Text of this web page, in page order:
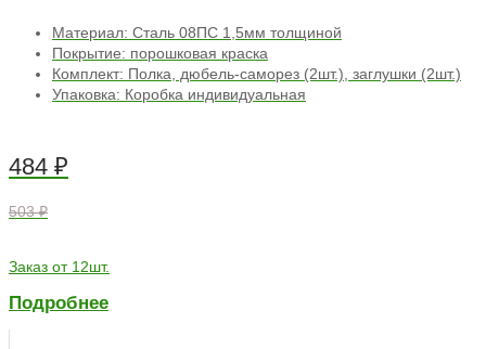
Материал: Сталь 08ПС 1,5мм толщиной
Покрытие: порошковая краска
Комплект: Полка, дюбель-саморез (2шт.), заглушки (2шт.)
Упаковка: Коробка индивидуальная
484 ₽
503 ₽
Заказ от 12шт.
Подробнее